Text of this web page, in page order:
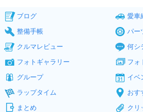
ブログ
愛車
整備手帳
パー
クルマレビュー
何シ
フォトギャラリー
フォ
グループ
イベ
ラップタイム
おす
まとめ
クリ